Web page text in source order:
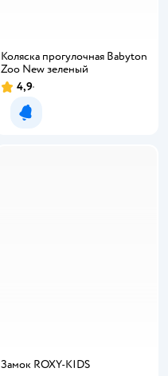
Коляска прогулочная Babyton
Zoo New зеленый
4,9
Уведомить о появлении
Замок ROXY-KIDS